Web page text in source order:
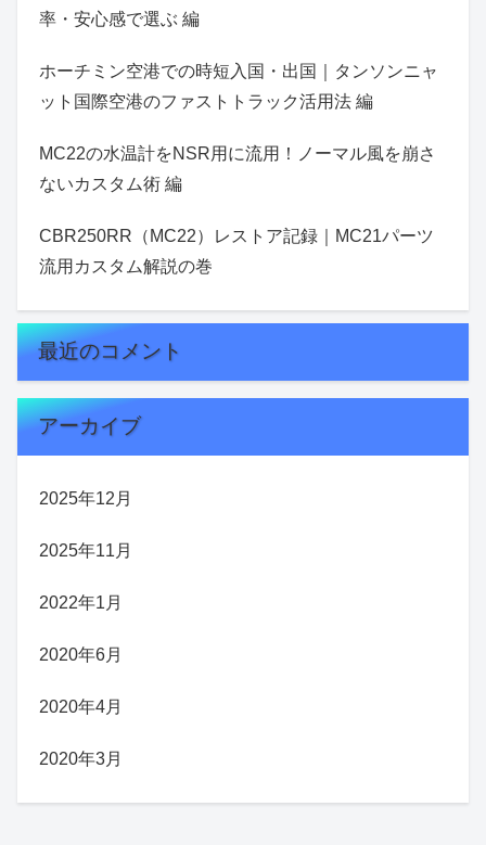
率・安心感で選ぶ 編
ホーチミン空港での時短入国・出国｜タンソンニャ
ット国際空港のファストトラック活用法 編
MC22の水温計をNSR用に流用！ノーマル風を崩さ
ないカスタム術 編
CBR250RR（MC22）レストア記録｜MC21パーツ
流用カスタム解説の巻
最近のコメント
アーカイブ
2025年12月
2025年11月
2022年1月
2020年6月
2020年4月
2020年3月